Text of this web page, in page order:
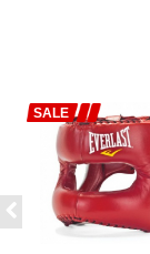
SALE